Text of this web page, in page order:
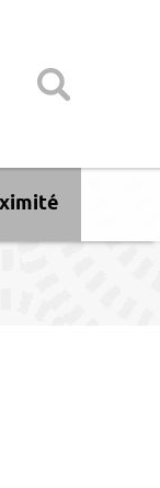
Linkedin
Podcasts
nous sur
Baisse
d’audition ?